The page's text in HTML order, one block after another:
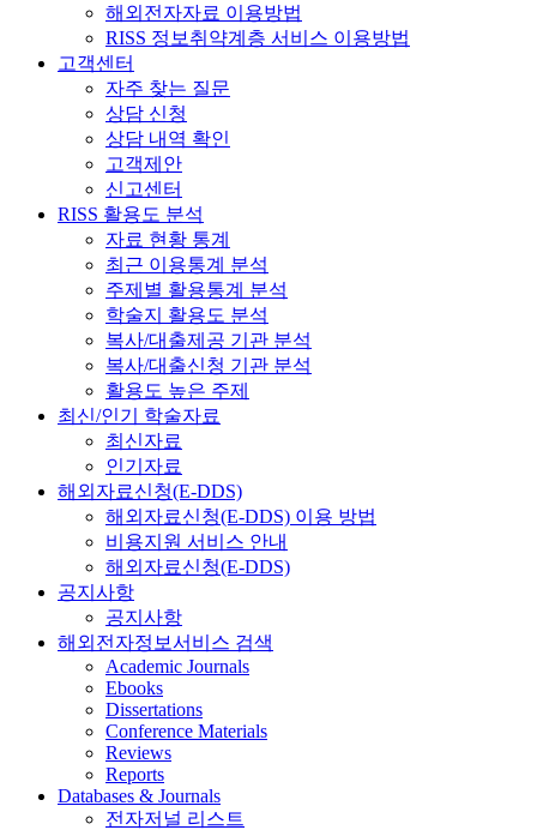
해외전자자료 이용방법
RISS 정보취약계층 서비스 이용방법
고객센터
자주 찾는 질문
상담 신청
상담 내역 확인
고객제안
신고센터
RISS 활용도 분석
자료 현황 통계
최근 이용통계 분석
주제별 활용통계 분석
학술지 활용도 분석
복사/대출제공 기관 분석
복사/대출신청 기관 분석
활용도 높은 주제
최신/인기 학술자료
최신자료
인기자료
해외자료신청(E-DDS)
해외자료신청(E-DDS) 이용 방법
비용지원 서비스 안내
해외자료신청(E-DDS)
공지사항
공지사항
해외전자정보서비스 검색
Academic Journals
Ebooks
Dissertations
Conference Materials
Reviews
Reports
Databases & Journals
전자저널 리스트